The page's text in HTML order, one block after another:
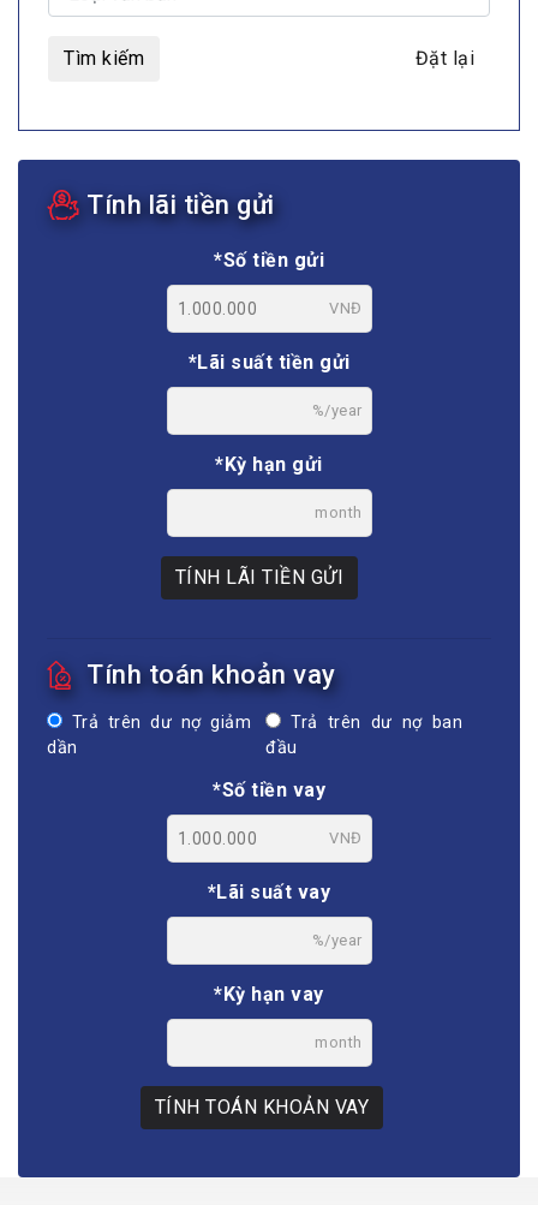
Tìm kiếm Đặt lại
Tính lãi tiền gửi
*Số tiền gửi
VNĐ
*Lãi suất tiền gửi
%/year
*Kỳ hạn gửi
month
TÍNH LÃI TIỀN GỬI
Tính toán khoản vay
Trả trên dư nợ giảm
dần
Trả trên dư nợ ban
đầu
*Số tiền vay
VNĐ
*Lãi suất vay
%/year
*Kỳ hạn vay
month
TÍNH TOÁN KHOẢN VAY